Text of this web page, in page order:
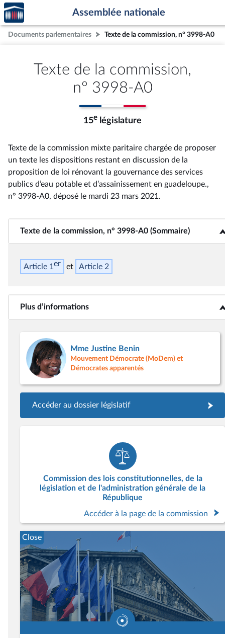
Aller au contenu
Aller en bas de la page
Accèder
à la
page
d'accueil
Assemblée nationale
Documents parlementaires Texte de la commission, n° 3998-A0
Texte de la commission,
n° 3998-A0
15e législature
Texte de la commission mixte paritaire chargée de proposer
un texte les dispositions restant en discussion de la
proposition de loi rénovant la gouvernance des services
publics d’eau potable et d’assainissement en guadeloupe.,
n° 3998-A0, déposé le mardi 23 mars 2021 .
Texte de la commission, n° 3998-A0 (Sommaire)
<b>Texte de la commission, n° 3998-A0 (Sommaire)</b>
Article 1er Article 2
Plus d’informations<b>Plus d’informations</b>
Mme Justine Benin
Mouvement Démocrate (MoDem) et
Démocrates apparentés
Accéder au dossier législatif
Commission des lois constitutionnelles, de la
législation et de l'administration générale de la
République
Accéder à la page de la commission
Close